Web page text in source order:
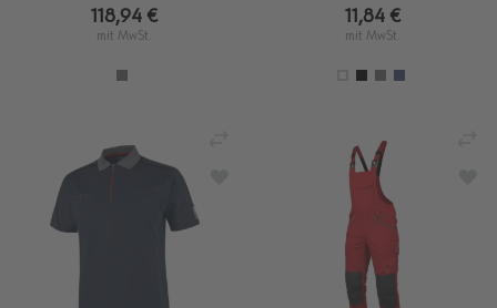
95%
118,94 €
mit MwSt.
100%
11,84 €
mit MwSt.
ZUR WUNSCHLISTE HINZUFÜGEN